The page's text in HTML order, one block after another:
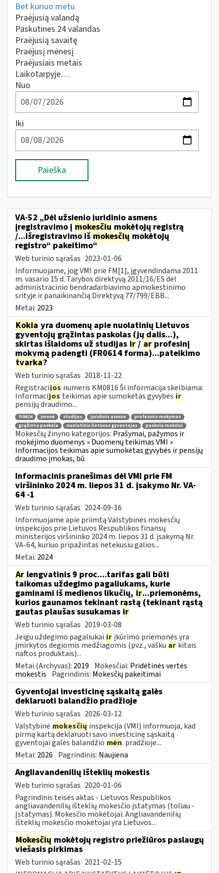
Bet kuriuo metu
Praėjusią valandą
Paskutines 24 valandas
Praėjusią savaitę
Praėjusį mėnesį
Praėjusiais metais
Laikotarpyje…
Nuo
Iki
Paieška
VA-52 „Dėl užsienio juridinio asmens
įregistravimo į mokesčių mokėtojų registrą
/...išregistravimo išmokesčių mokėtojų
registro“ pakeitimo“
Web turinio sąrašas 2023-01-06
Informuojame, jog VMI prie FM[1], įgyvendindama 2011
m. vasario 15 d. Tarybos direktyvą 2011/16/ES dėl
administracinio bendradarbiavimo apmokestinimo
srityje ir panaikinančią Direktyvą 77/799/EBB...
Metai: 2023
Kokia yra duomenų apie nuolatinių Lietuvos
gyventojų grąžintas paskolas (jų dalis...),
skirtas išlaidoms už studijas ir / ar profesinį
mokymą padengti (FR0614 forma)...pateikimo
tvarka?
Web turinio sąrašas 2018-11-22
Registracijos numeris KM0816 Ši informacija skelbiama:
Informacijosteikimas apie sumokėtas gyvybės ir
pensijų draudimo...
fr0614 įmonė studijos juridinis asmuo
profesinis mokymas
grąžinta paskola
nuolatinis lietuvos gyventojas paskola mokslui
Mokesčių žinyno kategorijos: Prašymai, pažymos ir
mokėjimo duomenys » Duomenų teikimas VMI »
Informacijos teikimas apie sumokėtas gyvybės ir pensijų
draudimo įmokas, bū
Informacinis pranešimas dėl VMI prie FM
viršininko 2024 m. liepos 31 d. įsakymo Nr. VA-
64 -1
Web turinio sąrašas 2024-09-16
Informuojame apie priimtą Valstybinės mokesčių
inspekcijos prie Lietuvos Respublikos finansų
ministerijos viršininko 2024 m. liepos 31 d. įsakymą Nr.
VA-64, kuriuo pripažintas netekusiu galios...
Metai: 2024
Ar lengvatinis 9 proc....tarifas gali būti
taikomas uždegimo pagaliukams, kurie
gaminami iš medienos likučių, ir...priemonėms,
kurios gaunamos tekinant rąstą (tekinant rąstą
gautas plaušas susukamas ir
Web turinio sąrašas 2019-03-08
Jeigu uždegimo pagaliukai ir įkūrimo priemonės yra
įmirkytos degiomis medžiagomis (pvz., vašku ar kitais
naftos produktais)...
Metai (Archyvas): 2019 Mokesčiai: Pridėtinės vertės
mokestis Pagrindinis: Mokesčių pakeitimai
Gyventojai investicinę sąskaitą galės
deklaruoti balandžio pradžioje
Web turinio sąrašas 2026-03-12
Valstybinė mokesčių inspekcija (VMI) informuoja, kad
pirmą kartą deklaruoti savo investicinę sąskaitą
gyventojai galės balandžio mėn. pradžioje....
Metai: 2026 Pagrindinis: Naujiena
Angliavandenilių išteklių mokestis
Web turinio sąrašas 2020-01-06
Pagrindinis teisės aktas - Lietuvos Respublikos
angliavandenilių išteklių mokesčio įstatymas (toliau -
Įstatymas). Mokesčio mokėtojai: Angliavandenilių
išteklių mokesčio mokėtojai yra Lietuvos...
Mokesčių mokėtojų registro priežiūros paslaugų
viešasis pirkimas
Web turinio sąrašas 2021-02-15